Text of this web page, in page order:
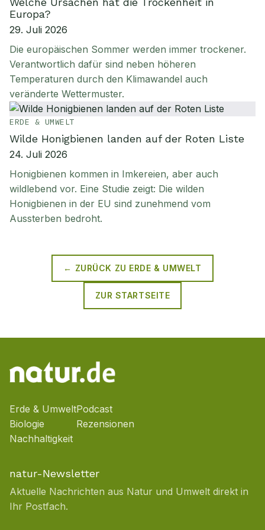
Europa?
29. Juli 2026
Die europäischen Sommer werden immer trockener.
Verantwortlich dafür sind neben höheren
Temperaturen durch den Klimawandel auch
veränderte Wettermuster.
ERDE & UMWELT
Wilde Honigbienen landen auf der Roten Liste
24. Juli 2026
Honigbienen kommen in Imkereien, aber auch
wildlebend vor. Eine Studie zeigt: Die wilden
Honigbienen in der EU sind zunehmend vom
Aussterben bedroht.
← ZURÜCK ZU ERDE & UMWELT
ZUR STARTSEITE
Erde & Umwelt
Biologie
Nachhaltigkeit
Podcast
Rezensionen
natur-Newsletter
Aktuelle Nachrichten aus Natur und Umwelt direkt in
Ihr Postfach.